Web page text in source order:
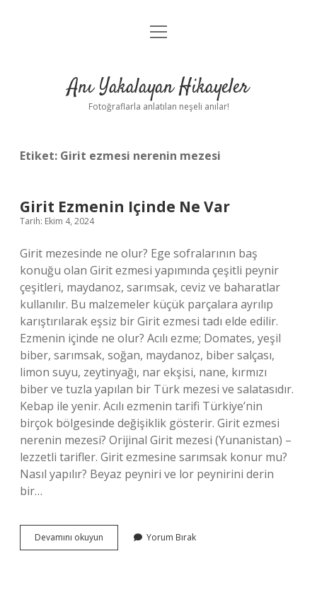
Anasayfa
Yasal Uyarı
menüyü
Anı Yakalayan Hikayeler
Fotoğraflarla anlatılan neşeli anılar!
Etiket: Girit ezmesi nerenin mezesi
Girit Ezmenin Içinde Ne Var
Tarih: Ekim 4, 2024
Girit mezesinde ne olur? Ege sofralarının baş
konuğu olan Girit ezmesi yapımında çeşitli peynir
çeşitleri, maydanoz, sarımsak, ceviz ve baharatlar
kullanılır. Bu malzemeler küçük parçalara ayrılıp
karıştırılarak eşsiz bir Girit ezmesi tadı elde edilir.
Ezmenin içinde ne olur? Acılı ezme; Domates, yeşil
biber, sarımsak, soğan, maydanoz, biber salçası,
limon suyu, zeytinyağı, nar ekşisi, nane, kırmızı
biber ve tuzla yapılan bir Türk mezesi ve salatasıdır.
Kebap ile yenir. Acılı ezmenin tarifi Türkiye’nin
birçok bölgesinde değişiklik gösterir. Girit ezmesi
nerenin mezesi? Orijinal Girit mezesi (Yunanistan) –
lezzetli tarifler. Girit ezmesine sarımsak konur mu?
Nasıl yapılır? Beyaz peyniri ve lor peynirini derin
bir…
Devamını okuyun
Ezmenin
Yorum Bırak